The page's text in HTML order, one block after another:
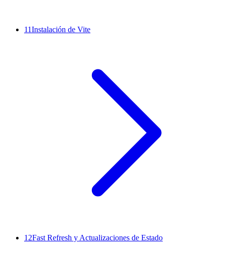
11Instalación de Vite
12Fast Refresh y Actualizaciones de Estado